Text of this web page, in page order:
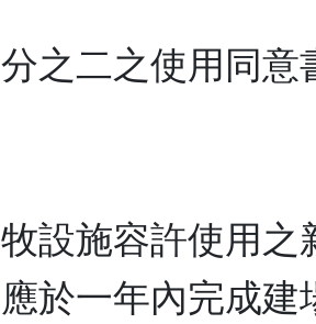
之二之使用同意
設施容許使用之
於一年內完成建